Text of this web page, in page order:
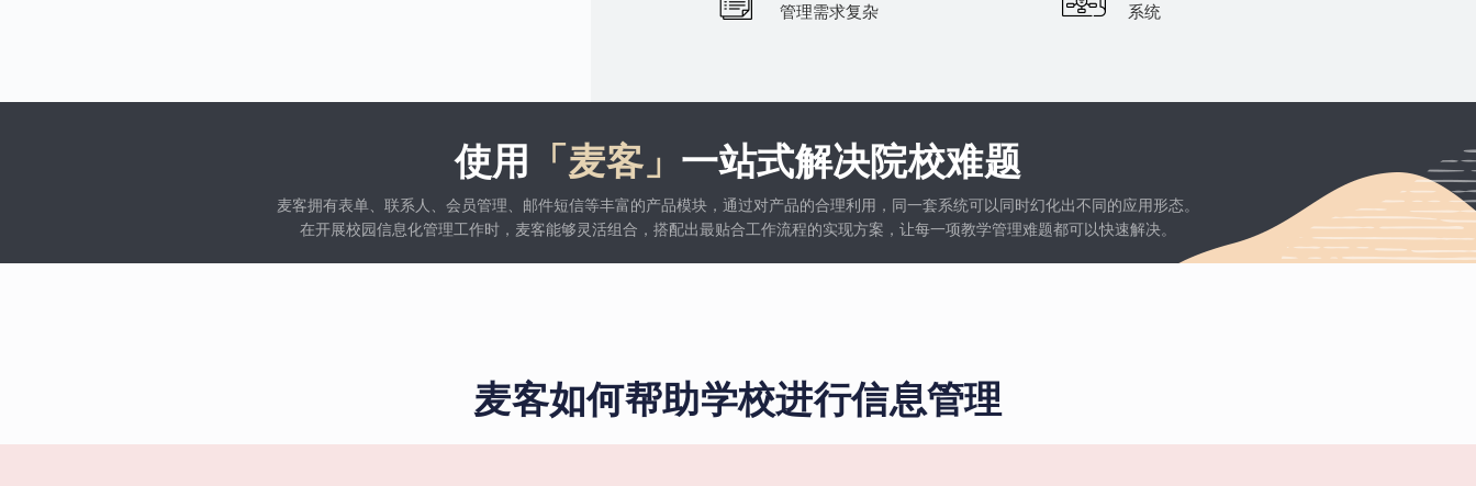
管理需求复杂
系统
使用 「麦客」 一站式解决院校难题
麦客拥有表单、联系人、会员管理、邮件短信等丰富的产品模块，通过对产品的合理利用，同一套系统可以同时幻化出不同的应用形态。
在开展校园信息化管理工作时，麦客能够灵活组合，搭配出最贴合工作流程的实现方案，让每一项教学管理难题都可以快速解决。
麦客如何帮助学校进行信息管理